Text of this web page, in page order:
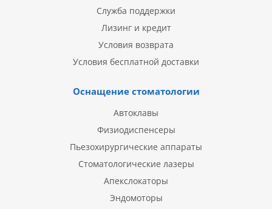
Служба поддержки
Лизинг и кредит
Условия возврата
Условия бесплатной доставки
Оснащение стоматологии
Автоклавы
Физиодиспенсеры
Пьезохирургические аппараты
Стоматологические лазеры
Апекслокаторы
Эндомоторы